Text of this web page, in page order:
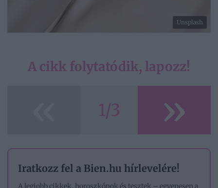
Unsplash
A cikk folytatódik, lapozz!
1/3 »
Iratkozz fel a Bien.hu hírlevelére!
A legjobb cikkek, horoszkópok és tesztek – egyenesen a